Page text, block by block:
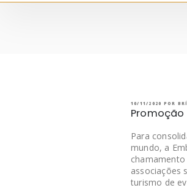
PUBLICADO
10/11/2020 POR
Promoção
Para
mundo, a
associações
turismo de